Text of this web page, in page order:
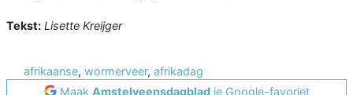
Tekst: Lisette Kreijger
afrikaanse, wormerveer, afrikadag
Maak Amstelveensdagbladje Google-favoriet